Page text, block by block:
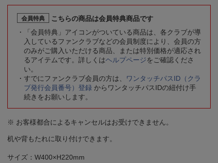
会員特典
こちらの商品は会員特典商品です
「会員特典」アイコンがついている商品は、各クラブが導
入しているファンクラブなどの会員制度により、会員の方
のみがご購入いただける商品、または特別価格が適応され
るアイテムです。詳しくはヘルプページをご確認くださ
い。
すでにファンクラブ会員の方は、
ワンタッチパスID（クラ
ブ発行会員番号）登録 からワンタッチパスIDの紐付け手
続きをお願いします。
※ お客様都合によるキャンセルはお受けできません。
机や背もたれに取り付けできます。
サイズ：W400×H220mm